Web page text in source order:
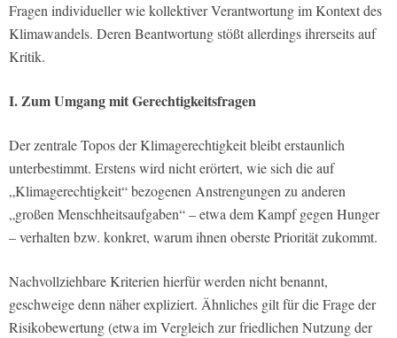
Fragen individueller wie kollektiver Verantwortung im Kontext des
Klimawandels. Deren Beantwortung stößt allerdings ihrerseits auf
Kritik.
I. Zum Umgang mit Gerechtigkeitsfragen
Der zentrale Topos der Klimagerechtigkeit bleibt erstaunlich
unterbestimmt. Erstens wird nicht erörtert, wie sich die auf
„Klimagerechtigkeit“ bezogenen Anstrengungen zu anderen
„großen Menschheitsaufgaben“ – etwa dem Kampf gegen Hunger
– verhalten bzw. konkret, warum ihnen oberste Priorität zukommt.
Nachvollziehbare Kriterien hierfür werden nicht benannt,
geschweige denn näher expliziert. Ähnliches gilt für die Frage der
Risikobewertung (etwa im Vergleich zur friedlichen Nutzung der